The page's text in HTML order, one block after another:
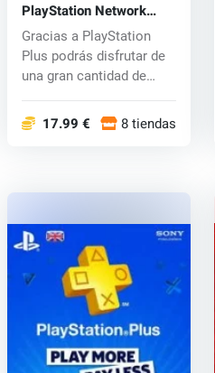
PlayStation Network
Card 90 days
Gracias a PlayStation
Plus podrás disfrutar de
una gran cantidad de
17.99 € 8 tiendas